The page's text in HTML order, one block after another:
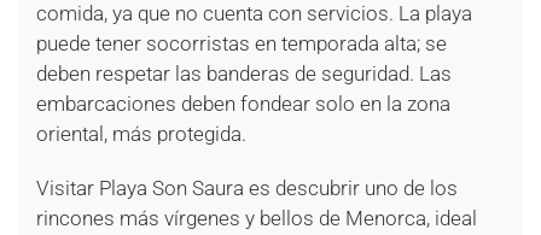
comida, ya que no cuenta con servicios. La playa
puede tener socorristas en temporada alta; se
deben respetar las banderas de seguridad. Las
embarcaciones deben fondear solo en la zona
oriental, más protegida.
Visitar Playa Son Saura es descubrir uno de los
rincones más vírgenes y bellos de Menorca, ideal